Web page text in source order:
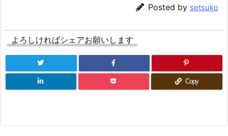
Posted by setsuko
よろしければシェアお願いします
Copy